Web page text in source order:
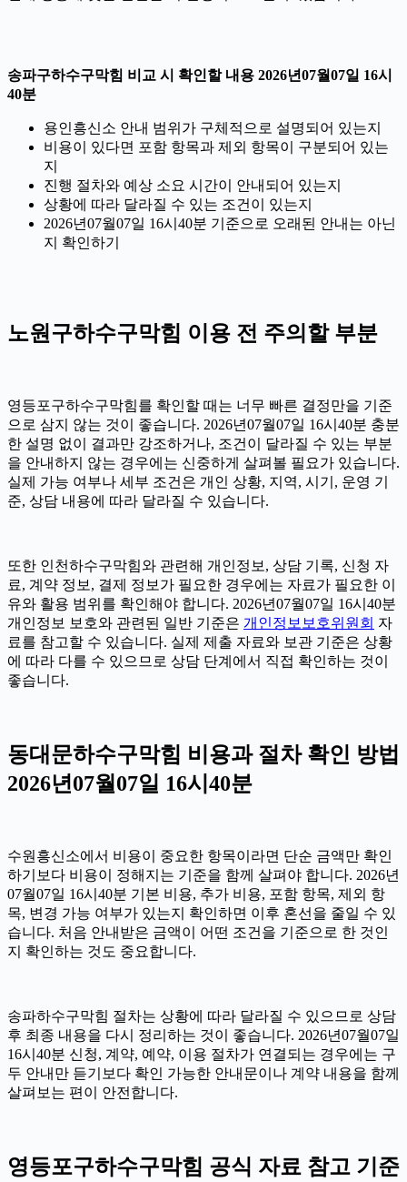
송파구하수구막힘 비교 시 확인할 내용 2026년07월07일 16시
40분
용인흥신소 안내 범위가 구체적으로 설명되어 있는지
비용이 있다면 포함 항목과 제외 항목이 구분되어 있는
지
진행 절차와 예상 소요 시간이 안내되어 있는지
상황에 따라 달라질 수 있는 조건이 있는지
2026년07월07일 16시40분 기준으로 오래된 안내는 아닌
지 확인하기
노원구하수구막힘 이용 전 주의할 부분
영등포구하수구막힘를 확인할 때는 너무 빠른 결정만을 기준
으로 삼지 않는 것이 좋습니다. 2026년07월07일 16시40분 충분
한 설명 없이 결과만 강조하거나, 조건이 달라질 수 있는 부분
을 안내하지 않는 경우에는 신중하게 살펴볼 필요가 있습니다.
실제 가능 여부나 세부 조건은 개인 상황, 지역, 시기, 운영 기
준, 상담 내용에 따라 달라질 수 있습니다.
또한 인천하수구막힘와 관련해 개인정보, 상담 기록, 신청 자
료, 계약 정보, 결제 정보가 필요한 경우에는 자료가 필요한 이
유와 활용 범위를 확인해야 합니다. 2026년07월07일 16시40분
개인정보 보호와 관련된 일반 기준은 개인정보보호위원회 자
료를 참고할 수 있습니다. 실제 제출 자료와 보관 기준은 상황
에 따라 다를 수 있으므로 상담 단계에서 직접 확인하는 것이
좋습니다.
동대문하수구막힘 비용과 절차 확인 방법
2026년07월07일 16시40분
수원흥신소에서 비용이 중요한 항목이라면 단순 금액만 확인
하기보다 비용이 정해지는 기준을 함께 살펴야 합니다. 2026년
07월07일 16시40분 기본 비용, 추가 비용, 포함 항목, 제외 항
목, 변경 가능 여부가 있는지 확인하면 이후 혼선을 줄일 수 있
습니다. 처음 안내받은 금액이 어떤 조건을 기준으로 한 것인
지 확인하는 것도 중요합니다.
송파하수구막힘 절차는 상황에 따라 달라질 수 있으므로 상담
후 최종 내용을 다시 정리하는 것이 좋습니다. 2026년07월07일
16시40분 신청, 계약, 예약, 이용 절차가 연결되는 경우에는 구
두 안내만 듣기보다 확인 가능한 안내문이나 계약 내용을 함께
살펴보는 편이 안전합니다.
영등포구하수구막힘 공식 자료 참고 기준